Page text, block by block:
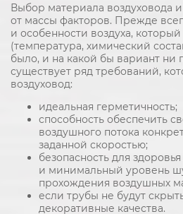
Выбор материала воздуховода
от массы факторов. Прежде
и особенности воздуха,
(температура, химический
было, и на какой бы вариант ни
существует ряд требований,
воздуховод:
идеальная герметичность;
способность обеспечить
воздушного потока
заданной скоростью;
безопасность для
и минимальный уровень
прохождения воздушных
если трубы не будут
декоративные качества.